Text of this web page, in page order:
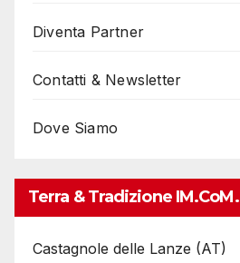
Diventa Partner
Contatti & Newsletter
Dove Siamo
Terra & Tradizione IM.coM.
Castagnole delle Lanze (AT)